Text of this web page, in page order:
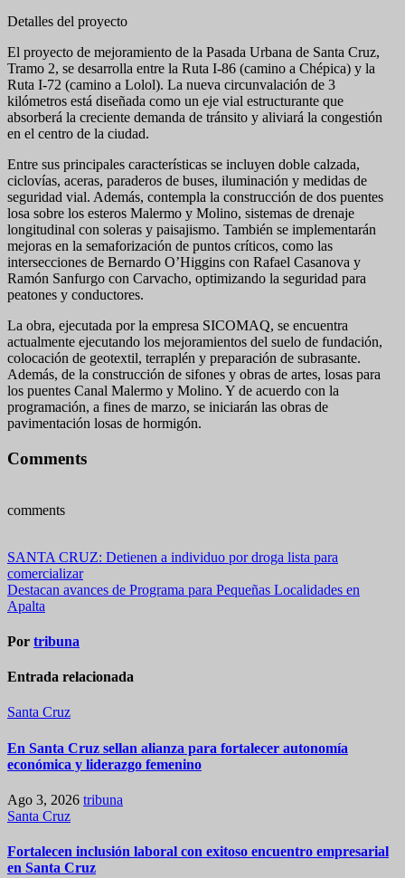
Detalles del proyecto
El proyecto de mejoramiento de la Pasada Urbana de Santa Cruz,
Tramo 2, se desarrolla entre la Ruta I-86 (camino a Chépica) y la
Ruta I-72 (camino a Lolol). La nueva circunvalación de 3
kilómetros está diseñada como un eje vial estructurante que
absorberá la creciente demanda de tránsito y aliviará la congestión
en el centro de la ciudad.
Entre sus principales características se incluyen doble calzada,
ciclovías, aceras, paraderos de buses, iluminación y medidas de
seguridad vial. Además, contempla la construcción de dos puentes
losa sobre los esteros Malermo y Molino, sistemas de drenaje
longitudinal con soleras y paisajismo. También se implementarán
mejoras en la semaforización de puntos críticos, como las
intersecciones de Bernardo O’Higgins con Rafael Casanova y
Ramón Sanfurgo con Carvacho, optimizando la seguridad para
peatones y conductores.
La obra, ejecutada por la empresa SICOMAQ, se encuentra
actualmente ejecutando los mejoramientos del suelo de fundación,
colocación de geotextil, terraplén y preparación de subrasante.
Además, de la construcción de sifones y obras de artes, losas para
los puentes Canal Malermo y Molino. Y de acuerdo con la
programación, a fines de marzo, se iniciarán las obras de
pavimentación losas de hormigón.
Comments
comments
Navegación
de
entradas
SANTA CRUZ: Detienen a individuo por droga lista para
comercializar
Destacan avances de Programa para Pequeñas Localidades en
Apalta
Por tribuna
Entrada relacionada
Santa Cruz
En Santa Cruz sellan alianza para fortalecer autonomía
económica y liderazgo femenino
Ago 3, 2026 tribuna
Santa Cruz
Fortalecen inclusión laboral con exitoso encuentro empresarial
en Santa Cruz